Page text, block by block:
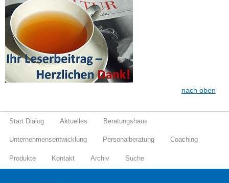
nach oben
Start Dialog Aktuelles Beratungshaus
Unternehmensentwicklung Personalberatung Coaching
Produkte Kontakt Archiv Suche